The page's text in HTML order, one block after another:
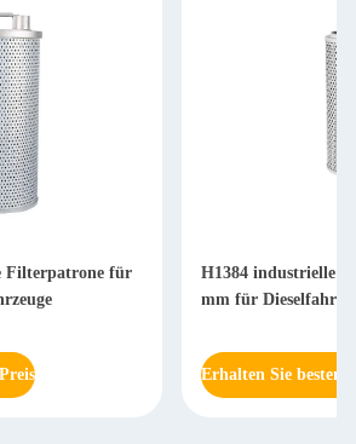
Filterpatrone für
H1384 industrielle
mm für
Erhalten Sie besten